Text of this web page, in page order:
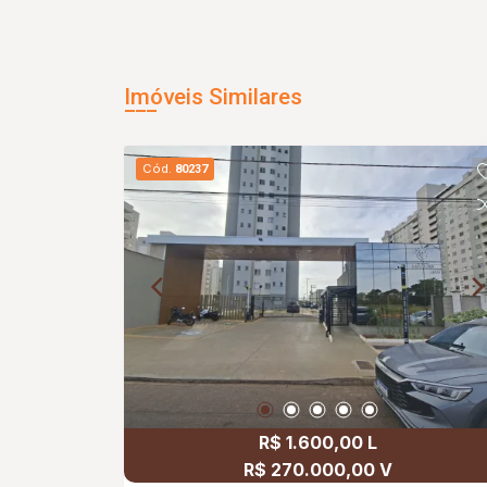
Imóveis Similares
Cód. 80237
R$ 1.600,00 L
R$ 270.000,00 V